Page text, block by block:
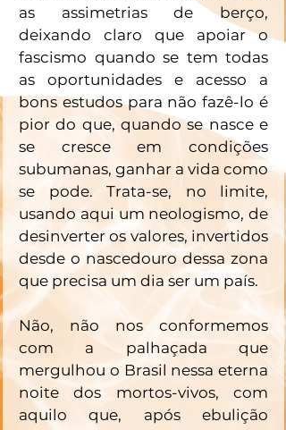
as assimetrias de berço,
deixando claro que apoiar o
fascismo quando se tem todas
as oportunidades e acesso a
bons estudos para não fazê-lo é
pior do que, quando se nasce e
se cresce em condições
subumanas, ganhar a vida como
se pode. Trata-se, no limite,
usando aqui um neologismo, de
desinverter os valores, invertidos
desde o nascedouro dessa zona
que precisa um dia ser um país.
Não, não nos conformemos
com a palhaçada que
mergulhou o Brasil nessa eterna
noite dos mortos-vivos, com
aquilo que, após ebulição